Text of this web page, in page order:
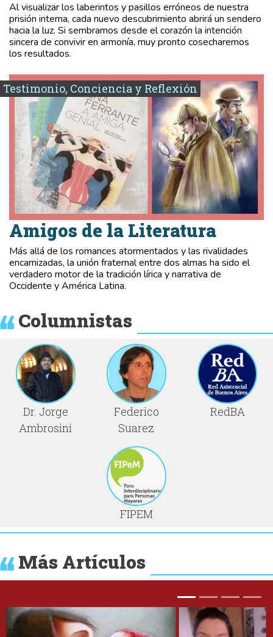
Al visualizar los laberintos y pasillos erróneos de nuestra
prisión interna, cada nuevo descubrimiento abrirá un sendero
hacia la luz. Si sembramos desde el corazón la intención
sincera de convivir en armonía, muy pronto cosecharemos
los resultados.
Testimonio, Conciencia y Reflexión
Amigos de la Literatura
Más allá de los romances atormentados y las rivalidades
encarnizadas, la unión fraternal entre dos almas ha sido el
verdadero motor de la tradición lírica y narrativa de
Occidente y América Latina.
Columnistas
Dr. Jorge
Ambrosini
Federico
Suarez
RedBA
FIPEM
Más Artículos